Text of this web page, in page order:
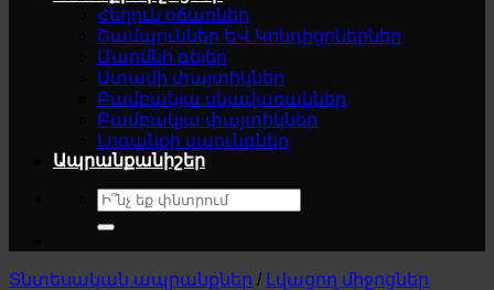
Հեղուկ օճառներ
Շամպուններ ԵՎ Կոնդիցոներներ
Մարմնի գելեր
Ատամի փայտիկներ
Բամբակյա սկավառակներ
Բամբակյա փայտիկներ
Լոգանքի սպունգներ
Ապրանքանիշեր
Search
for:
Տնտեսական ապրանքներ / Լվացող միջոցներ